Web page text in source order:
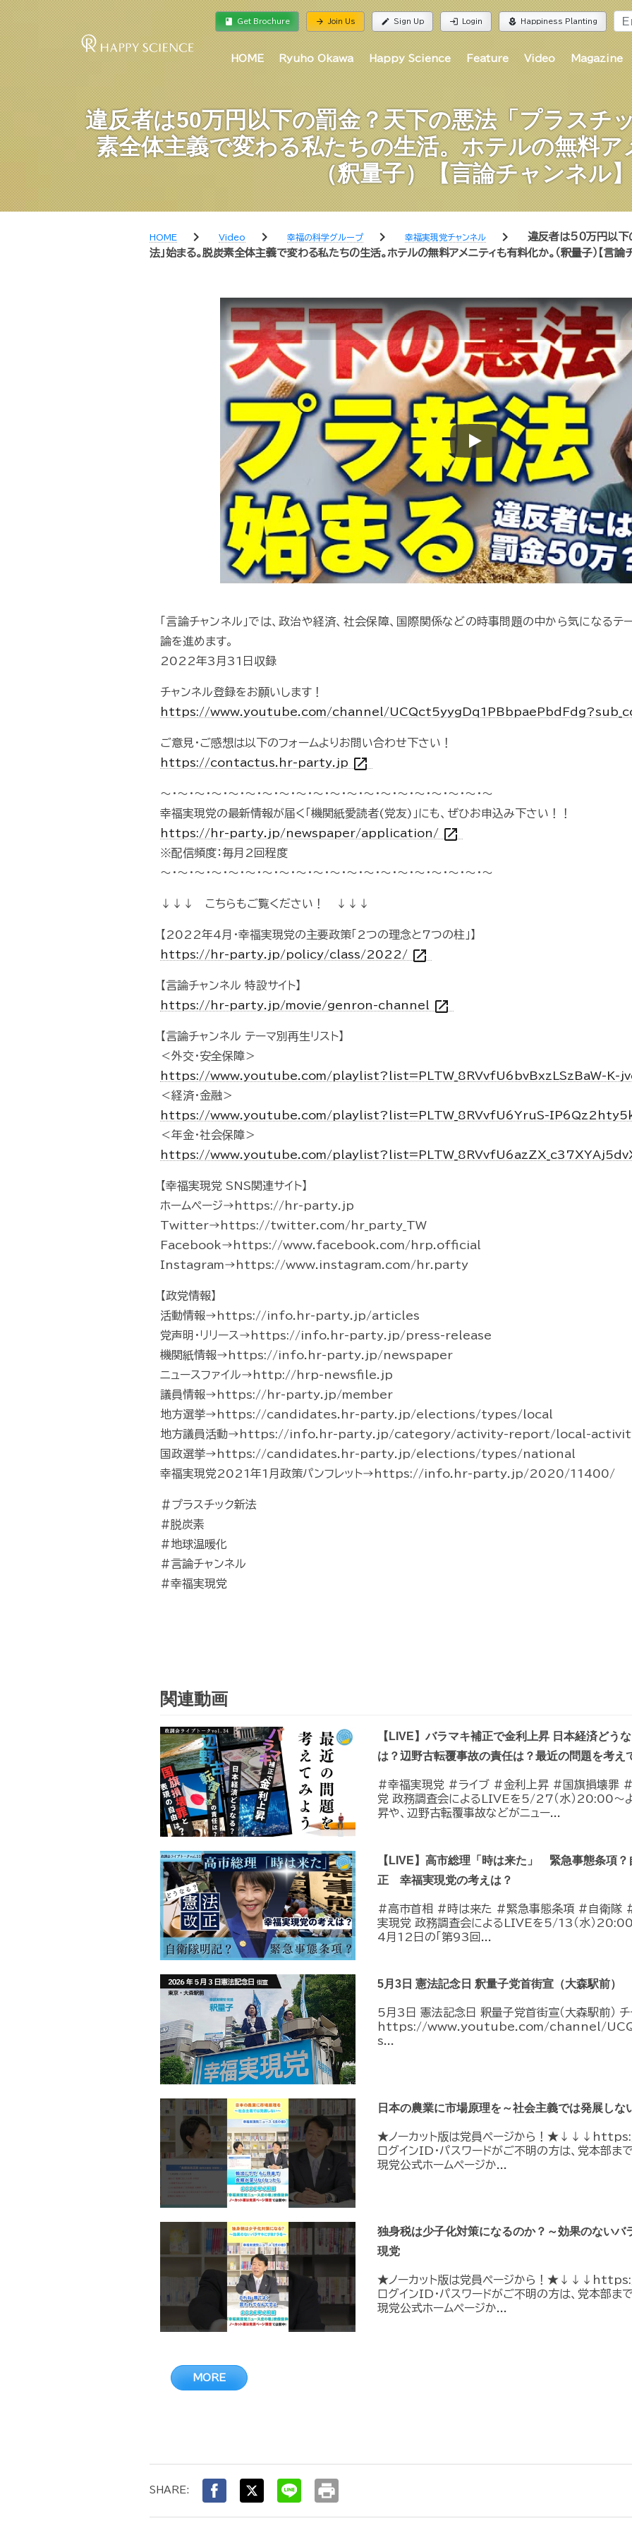
book Get Brochure arrow_forward Join Us edit Sign Up login Login local_florist Happiness Planting
HOME Ryuho Okawa Happy Science Feature Video Magazine
違反者は50万円以下の罰金？天下の悪法「プラスチ
素全体主義で変わる私たちの生活。ホテルの無料
（釈量子）【言論チャンネル
HOME chevron_right Video chevron_right 幸福の科学グループ chevron_right 幸福実現党チャンネル chevron_right
違反者は50万円以下
法」始まる。脱炭素全体主義で変わる私たちの生活。ホテルの無料アメニティも有料化か。（釈量子）【言論
Play
「言論チャンネル」では、政治や経済、社会保障、国際関係などの時事問題の中から気になる
論を進めます。
2022年3月31日収録
チャンネル登録をお願いします！
https://www.youtube.com/channel/
ご意見・ご感想は以下のフォームよりお問い合わせ下さい！
https://contactus.hr-party.jp open_in_new
～・～・～・～・～・～・～・～・～・～・～・～・～・～・～・～・～・～・～・～
幸福実現党の最新情報が届く「機関紙愛読者(党友)」にも、ぜひお申込み下さい！！
https://hr-party.jp/newspaper/application/ open_in_new
※配信頻度：毎月2回程度
～・～・～・～・～・～・～・～・～・～・～・～・～・～・～・～・～・～・～・～
↓↓↓ こちらもご覧ください！ ↓↓↓
【2022年4月・幸福実現党の主要政策「2つの理念と7つの柱」】
https://hr-party.jp/policy/class/2022/ open_in_new
【言論チャンネル 特設サイト】
https://hr-party.jp/movie/genron-channel
open_in_new
【言論チャンネル テーマ別再生リスト】
＜外交・安全保障＞
https://www.youtube.com/playlist?list=PLTW_8RVvfU6bvBxzLSzBaW-K-
＜経済・金融＞
https://www.youtube.com/playlist?list=PLTW_8RVvfU6YruS-
＜年金・社会保障＞
https://www.youtube.com/
【幸福実現党 SNS関連サイト】
ホームページ→https://hr-party.jp
Twitter→https://twitter.com/hr_party_TW
Facebook→https://www.facebook.com/hrp.official
Instagram→https://www.instagram.com/hr.party
【政党情報】
活動情報→https://info.hr-party.jp/articles
党声明・リリース→https://info.hr-party.jp/press-release
機関紙情報→https://info.hr-party.jp/newspaper
ニュースファイル→http://hrp-newsfile.jp
議員情報→https://hr-party.jp/member
地方選挙→https://candidates.hr-party.jp/elections/types/local
地方議員活動→https://info.hr-party.jp/category/activity-report/local-
国政選挙→https://candidates.hr-party.jp/elections/types/national
幸福実現党2021年1月政策パンフレット→https://info.hr-party.jp/2020/11400/
＃プラスチック新法
#脱炭素
#地球温暖化
#言論チャンネル
#幸福実現党
関連動画
【LIVE】バラマキ補正で金利上昇 日本経済どう
は？辺野古転覆事故の責任は？最近の問題を考え
#幸福実現党 #ライブ #金利上昇 #国旗損壊罪
党 政務調査会によるLIVEを5/27（水）20:00〜
昇や、辺野古転覆事故などがニュー...
【LIVE】高市総理「時は来た」 緊急事態条項
正 幸福実現党の考えは？
#高市首相 #時は来た #緊急事態条項 #自衛隊
実現党 政務調査会によるLIVEを5/13（水）20:00
4月12日の「第93回...
5月3日 憲法記念日 釈量子党首街宣（大森駅前）
5月3日 憲法記念日 釈量子党首街宣（大森駅前）
https://www.youtube.com/channel/
s...
日本の農業に市場原理を～社会主義では発展しな
★ノーカット版は党員ページから！
ログインID・パスワードがご不明の方は、党本部ま
現党公式ホームページか...
独身税は少子化対策になるのか？～効果のないバ
現党
★ノーカット版は党員ページから！
ログインID・パスワードがご不明の方は、党本部ま
現党公式ホームページか...
MORE
SHARE: print